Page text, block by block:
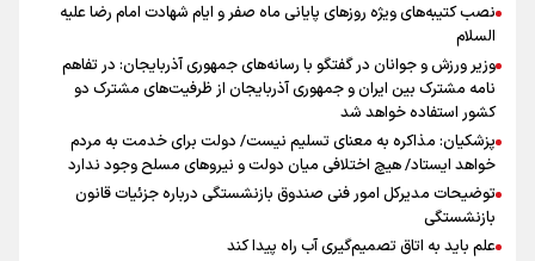
جمله‌ای که بغض چهارماهه را شکست؛ «آهای مردم، آقا از
تهران رفتند»
سه حسرتی که به دلم ماند
اینفو برنا / توصیه‌هایی طلایی برای پیاده روی اربعین
نصب کتیبه‌های ویژه روزهای پایانی ماه صفر و ایام شهادت امام رضا علیه
السلام
وزیر ورزش و جوانان در گفتگو با رسانه‌های جمهوری آذربایجان: در تفاهم
نامه مشترک بین ایران و جمهوری آذربایجان از ظرفیت‌های مشترک دو
کشور استفاده خواهد شد
پزشکیان: مذاکره به معنای تسلیم نیست/ دولت برای خدمت به مردم
خواهد ایستاد/ هیچ اختلافی میان دولت و نیروهای مسلح وجود ندارد
توضیحات مدیرکل امور فنی صندوق بازنشستگی درباره جزئیات قانون
بازنشستگی
علم باید به اتاق تصمیم‌گیری آب راه پیدا کند